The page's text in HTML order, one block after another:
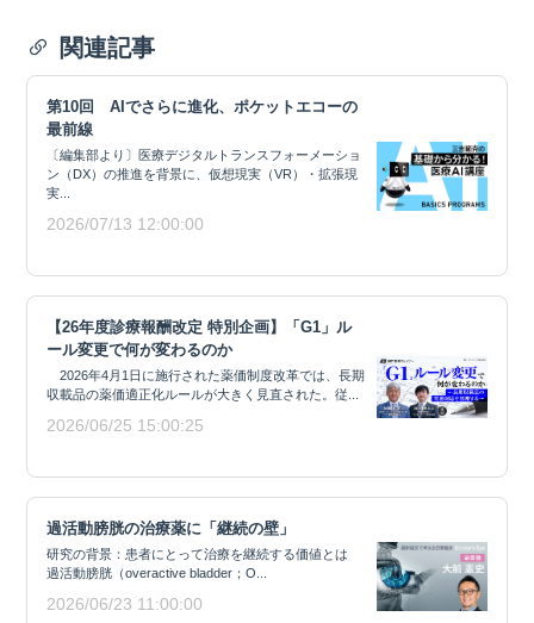
関連記事
第10回 AIでさらに進化、ポケットエコーの
最前線
〔編集部より〕医療デジタルトランスフォーメーショ
ン（DX）の推進を背景に、仮想現実（VR）・拡張現
実...
2026/07/13 12:00:00
【26年度診療報酬改定 特別企画】「G1」ル
ール変更で何が変わるのか
2026年4月1日に施行された薬価制度改革では、長期
収載品の薬価適正化ルールが大きく見直された。従...
2026/06/25 15:00:25
過活動膀胱の治療薬に「継続の壁」
研究の背景：患者にとって治療を継続する価値とは
過活動膀胱（overactive bladder；O...
2026/06/23 11:00:00